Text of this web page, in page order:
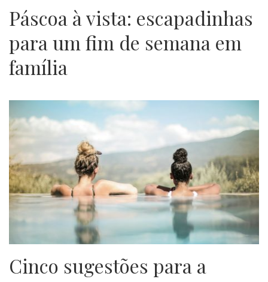
Páscoa à vista: escapadinhas
para um fim de semana em
família
Cinco sugestões para a